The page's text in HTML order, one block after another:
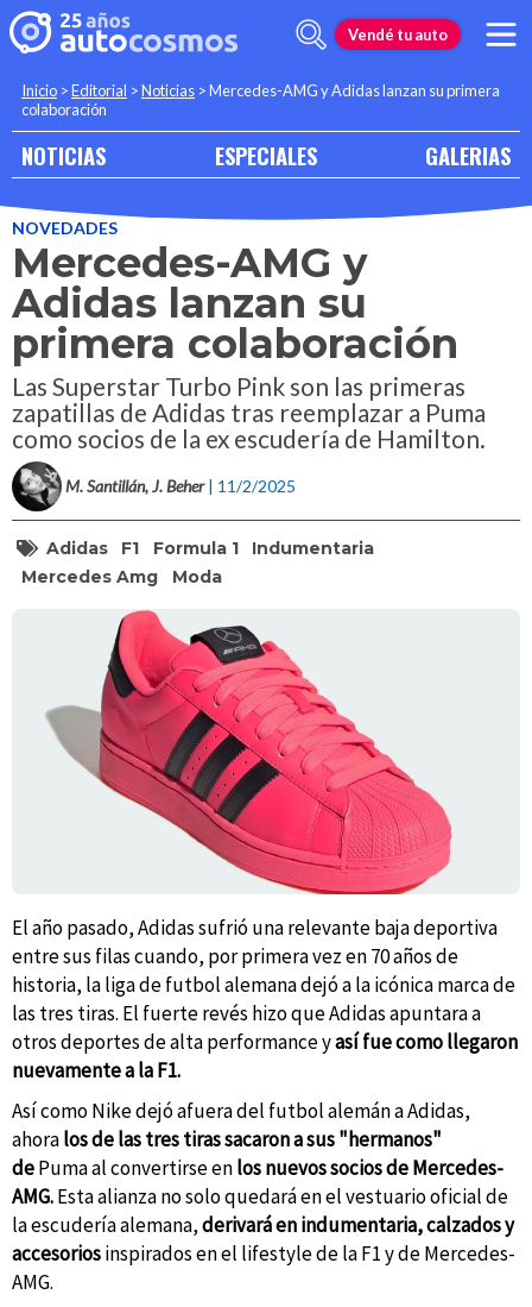
Vendé tu auto
Inicio >Editorial >Noticias >Mercedes-AMG y Adidas lanzan su primera
colaboración
NOTICIAS ESPECIALES GALERIAS
NOVEDADES
Mercedes-AMG y
Adidas lanzan su
primera colaboración
Las Superstar Turbo Pink son las primeras
zapatillas de Adidas tras reemplazar a Puma
como socios de la ex escudería de Hamilton.
M. Santillán, J. Beher | 11/2/2025
Adidas F1 Formula 1
Indumentaria
Mercedes Amg
Moda
El año pasado, Adidas sufrió una relevante baja deportiva
entre sus filas cuando, por primera vez en 70 años de
historia, la liga de futbol alemana dejó a la icónica marca de
las tres tiras. El fuerte revés hizo que Adidas apuntara a
otros deportes de alta performance yasí fue como llegaron
nuevamente a la F1.
Así como Nike dejó afuera del futbol alemán a Adidas,
ahoralos de las tres tiras sacaron a sus "hermanos"
dePuma al convertirse enlos nuevos socios de Mercedes-
AMG.Esta alianzano solo quedará en el vestuario oficial de
la escudería alemana,derivará en indumentaria, calzados y
accesoriosinspirados en el lifestyle de la F1 y de Mercedes-
AMG.